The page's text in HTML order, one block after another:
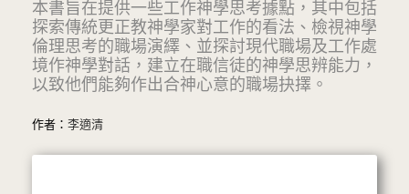
本書旨在提供一些工作神學思考據點，其中包括
探索傳統更正教神學家對工作的看法、檢視神學
倫理思考的職場演繹、並探討現代職場及工作處
境作神學對話，建立在職信徒的神學思辨能力，
以致他們能夠作出合神心意的職場抉擇。
作者： 李適清